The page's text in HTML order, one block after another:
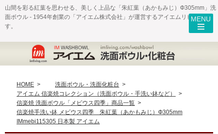
山間を彩る紅葉を思わせる、美しく上品な「朱紅葉（あかもみじ）Ф305mm」洗
面ボウル - 1954年創業の「アイエム株式会社」が運営するアイエムリビングで
す。
HOME > 洗面ボウル・洗面化粧台 >
アイエム 信楽焼コレクション（洗面ボウル・手洗い鉢など）
>
信楽焼 洗面ボウル「メビウス四季」商品一覧 >
信楽焼手洗い鉢 メビウス四季 朱紅葉（あかもみじ）Ф305mm
IMmebi115305 日本製 アイエム